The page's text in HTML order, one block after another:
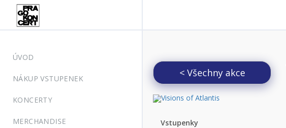
ÚVOD
NÁKUP VSTUPENEK
KONCERTY
MERCHANDISE
< Všechny akce
Vstupenky